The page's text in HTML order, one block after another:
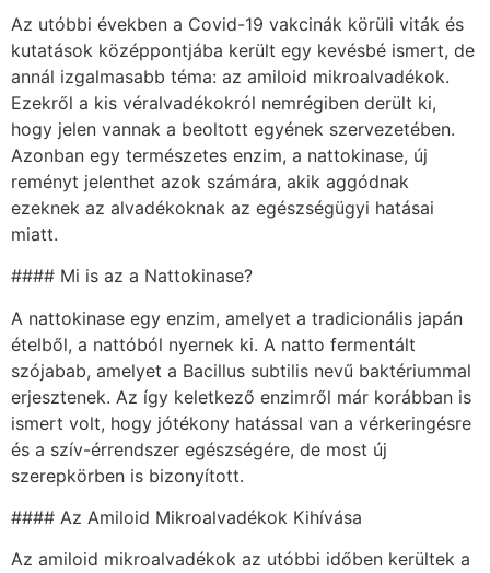
Az utóbbi években a Covid-19 vakcinák körüli viták és
kutatások középpontjába került egy kevésbé ismert, de
annál izgalmasabb téma: az amiloid mikroalvadékok.
Ezekről a kis véralvadékokról nemrégiben derült ki,
hogy jelen vannak a beoltott egyének szervezetében.
Azonban egy természetes enzim, a nattokinase, új
reményt jelenthet azok számára, akik aggódnak
ezeknek az alvadékoknak az egészségügyi hatásai
miatt.
#### Mi is az a Nattokinase?
A nattokinase egy enzim, amelyet a tradicionális japán
ételből, a nattóból nyernek ki. A natto fermentált
szójabab, amelyet a Bacillus subtilis nevű baktériummal
erjesztenek. Az így keletkező enzimről már korábban is
ismert volt, hogy jótékony hatással van a vérkeringésre
és a szív-érrendszer egészségére, de most új
szerepkörben is bizonyított.
#### Az Amiloid Mikroalvadékok Kihívása
Az amiloid mikroalvadékok az utóbbi időben kerültek a